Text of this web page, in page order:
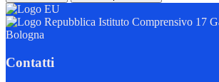
Istituto Comprensivo 17
Bologna
Contatti